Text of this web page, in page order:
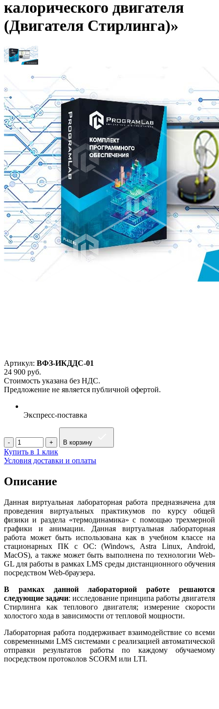
калорического двигателя
(Двигателя Стирлинга)»
Артикул: ВФЗ-ИКДДС-01
24 900 руб.
Стоимость указана без НДС.
Предложение не является публичной офертой.
Экспресс-поставка
В корзину
Купить в 1 клик
Условия доставки и оплаты
Описание
Данная виртуальная лабораторная работа предназначена для
проведения виртуальных практикумов по курсу общей
физики и раздела «термодинамика» с помощью трехмерной
графики и анимации. Данная виртуальная лабораторная
работа может быть использована как в учебном классе на
стационарных ПК с ОС: (Windows, Astra Linux, Android,
MacOS), а также может быть выполнена по технологии Web-
GL для работы в рамках LMS среды дистанционного обучения
посредством Web-браузера.
В рамках данной лабораторной работе решаются
следующие задачи: исследование принципа работы двигателя
Стирлинга как теплового двигателя; измерение скорости
холостого хода в зависимости от тепловой мощности.
Лабораторная работа поддерживает взаимодействие со всеми
современными LMS системами с реализацией автоматической
отправки результатов работы по каждому обучаемому
посредством протоколов SCORM или LTI.